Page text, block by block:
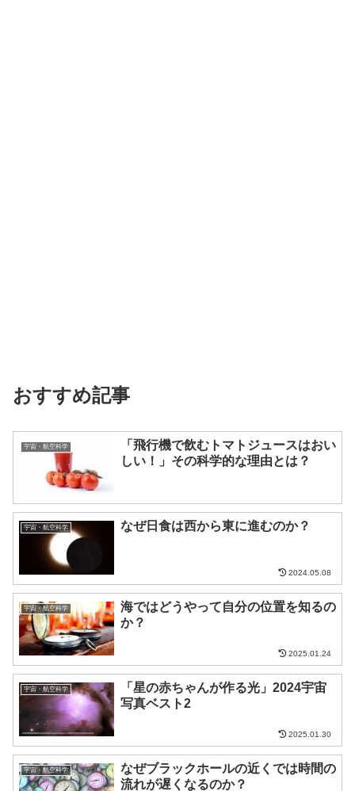
おすすめ記事
宇宙・航空科学
「飛行機で飲むトマトジュースはおい
しい！」その科学的な理由とは？
宇宙・航空科学 なぜ日食は西から東に進むのか？
2024.05.08
宇宙・航空科学
海ではどうやって自分の位置を知るの
か？
2025.01.24
宇宙・航空科学
「星の赤ちゃんが作る光」2024宇宙
写真ベスト2
2025.01.30
宇宙・航空科学
なぜブラックホールの近くでは時間の
流れが遅くなるのか？